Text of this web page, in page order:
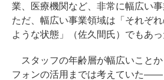
業、医療機関など、非常に幅広い事
ただ、幅広い事業領域は「それぞ
ような状態」（佐久間氏）でもあっ
スタッフの年齢層が幅広いことか
フォンの活用までは考えていた――